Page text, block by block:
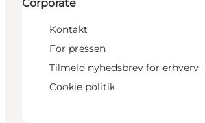
Corporate
Kontakt
For pressen
Tilmeld nyhedsbrev for erhverv
Cookie politik